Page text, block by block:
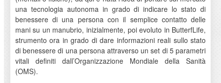
una tecnologia autonoma in grado di indicare lo stato di
benessere di una persona con il semplice contatto delle
mani su un manubrio, inizialmente, poi evoluto in ButterfLife,
strumento ora in grado di dare informazioni reali sullo stato
di benessere di una persona attraverso un set di 5 parametri
vitali definiti dall’Organizzazione Mondiale della Sanità
(OMS).